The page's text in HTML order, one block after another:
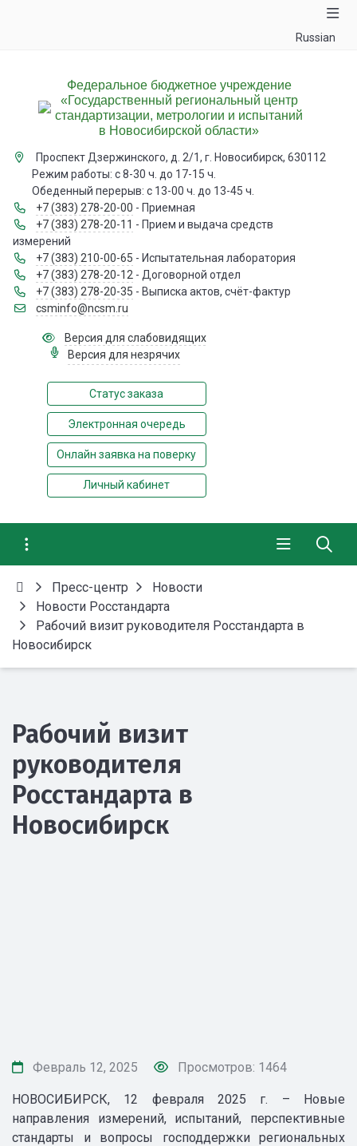
Russian
Федеральное бюджетное учреждение
«Государственный региональный центр
стандартизации, метрологии и испытаний
в Новосибирской области»
Проспект Дзержинского, д. 2/1, г. Новосибирск, 630112
Режим работы: с 8-30 ч. до 17-15 ч.
Обеденный перерыв: с 13-00 ч. до 13-45 ч.
+7 (383) 278-20-00 - Приемная
+7 (383) 278-20-11 - Прием и выдача средств
измерений
+7 (383) 210-00-65 - Испытательная лаборатория
+7 (383) 278-20-12 - Договорной отдел
+7 (383) 278-20-35 - Выписка актов, счёт-фактур
csminfo@ncsm.ru
Версия для слабовидящих
Версия для незрячих
Статус заказа
Электронная очередь
Онлайн заявка на поверку
Личный кабинет
Пресс-центр
Новости
Новости Росстандарта
Рабочий визит руководителя Росстандарта в
Новосибирск
Рабочий визит
руководителя
Росстандарта в
Новосибирск
Февраль 12, 2025 Просмотров: 1464
НОВОСИБИРСК, 12 февраля 2025 г. – Новые
направления измерений, испытаний, перспективные
стандарты и вопросы господдержки региональных